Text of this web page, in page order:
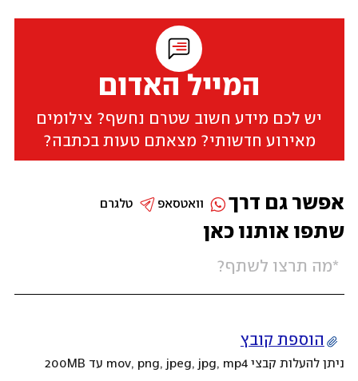
המייל האדום
יש לכם מידע חשוב שטרם נחשף? צילומים
מאירוע חדשותי? מצאתם טעות בכתבה?
שתפו אותנו כאן
הוספת קובץ
ניתן להעלות קבצי mov, png, jpeg, jpg, mp4 עד 200MB
אפשר גם דרך טלגרם וואטסאפ